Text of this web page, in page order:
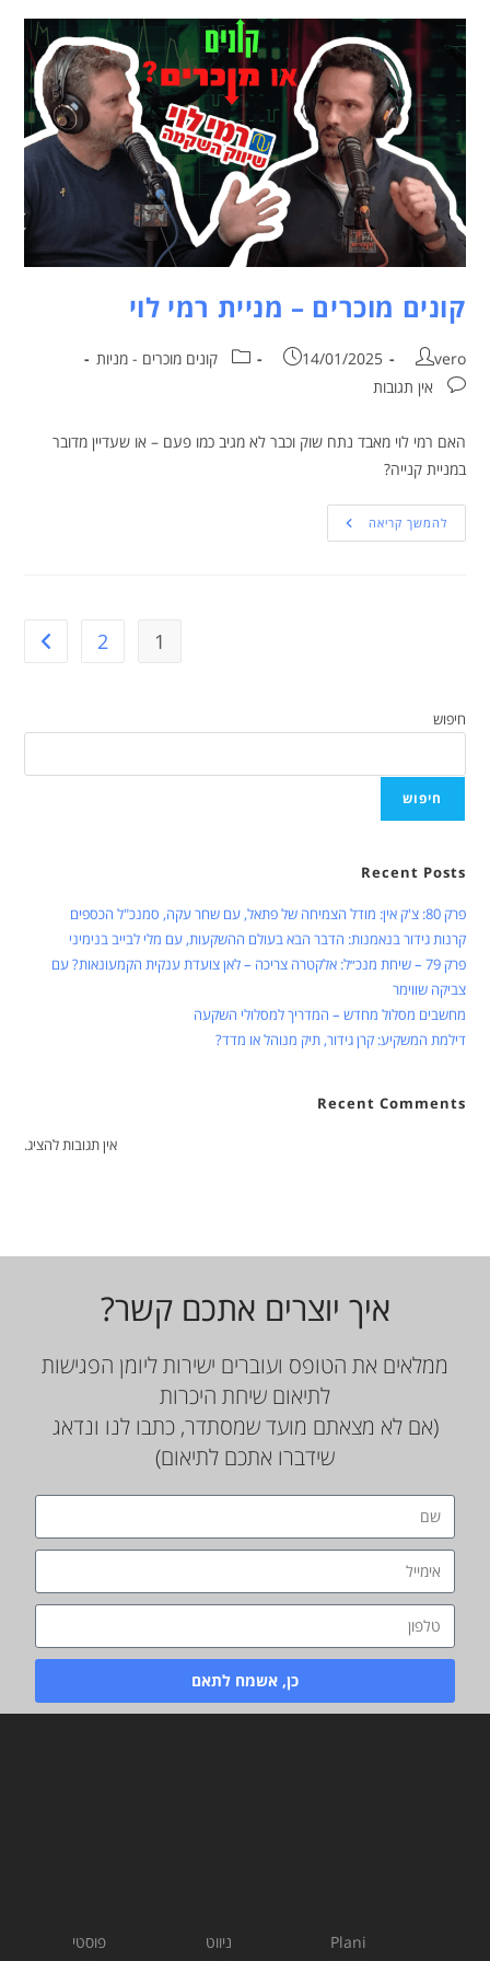
קונים מוכרים – מניית רמי לוי
vero
14/01/2025
קונים מוכרים - מניות
אין תגובות
האם רמי לוי מאבד נתח שוק וכבר לא מגיב כמו פעם – או שעדיין מדובר
במניית קנייה?
להמשך קריאה
1
2
חיפוש
חיפוש
Recent Posts
פרק 80: צ'ק אין: מודל הצמיחה של פתאל, עם שחר עקה, סמנכ"ל הכספים
קרנות גידור בנאמנות: הדבר הבא בעולם ההשקעות, עם מלי לבייב בנימיני
פרק 79 – שיחת מנכ״ל: אלקטרה צריכה – לאן צועדת ענקית הקמעונאות? עם
צביקה שווימר
מחשבים מסלול מחדש – המדריך למסלולי השקעה
דילמת המשקיע: קרן גידור, תיק מנוהל או מדד?
Recent Comments
אין תגובות להציג.
איך יוצרים אתכם קשר?
ממלאים את הטופס ועוברים ישירות ליומן הפגישות
לתיאום שיחת היכרות
(אם לא מצאתם מועד שמסתדר, כתבו לנו ונדאג
שידברו אתכם לתיאום)
כן, אשמח לתאם
Plani
ניווט
פוסטי